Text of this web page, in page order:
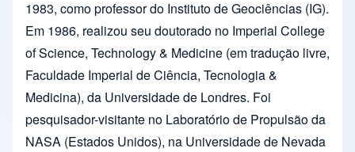
1983, como professor do Instituto de Geociências (IG).
Em 1986, realizou seu doutorado no Imperial College
of Science, Technology & Medicine (em tradução livre,
Faculdade Imperial de Ciência, Tecnologia &
Medicina), da Universidade de Londres. Foi
pesquisador-visitante no Laboratório de Propulsão da
NASA (Estados Unidos), na Universidade de Nevada